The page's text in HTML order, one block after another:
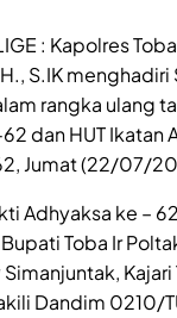
: Kapolres Toba
S.IK menghadiri
rangka ulang
dan HUT Ikatan
Jumat (22/07/
Adhyaksa ke –
Toba Ir
Dandim 0210/